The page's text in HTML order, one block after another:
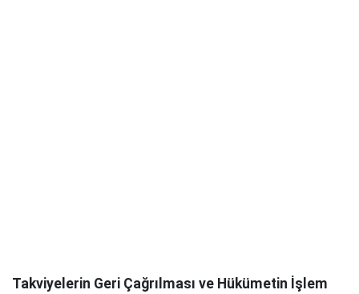
Takviyelerin Geri Çağrılması ve Hükümetin İşlem